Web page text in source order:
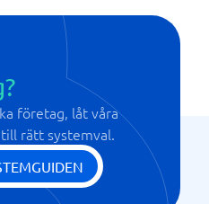
företag, låt våra
rätt systemval.